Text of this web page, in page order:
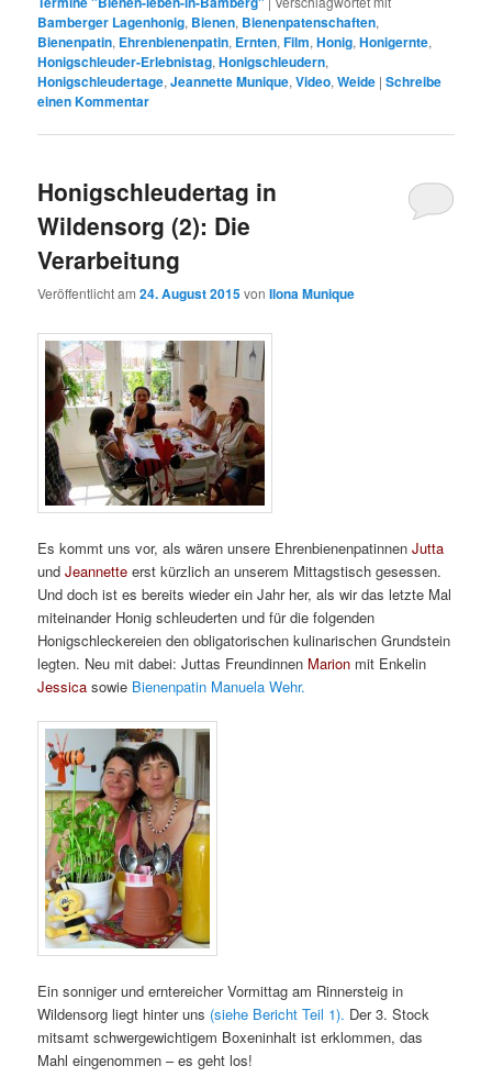
Bamberger Lagenhonig, Bienen, Bienenpatenschaften,
Bienenpatin, Ehrenbienenpatin, Ernten,Film,Honig,Honigernte,
Honigschleuder-Erlebnistag,Honigschleudern,
Honigschleudertage,Jeannette Munique,Video,Weide |Schreibe
einen Kommentar
Honigschleudertag in
Wildensorg (2): Die
Verarbeitung
Veröffentlicht am24. August 2015vonIlona Munique
Es kommt uns vor, als wären unsere EhrenbienenpatinnenJutta
undJeannette erst kürzlich an unserem Mittagstisch gesessen.
Und doch ist es bereits wieder ein Jahr her, als wir das letzte Mal
miteinander Honig schleuderten und für die folgenden
Honigschleckereien den obligatorischen kulinarischen Grundstein
legten. Neu mit dabei: Juttas Freundinnen Marion mit Enkelin
Jessica sowie Bienenpatin Manuela Wehr.
Ein sonniger und erntereicher Vormittag am Rinnersteig in
Wildensorg liegt hinter uns (siehe Bericht Teil 1). Der 3. Stock
mitsamt schwergewichtigem Boxeninhalt ist erklommen, das
Mahl eingenommen – es geht los!